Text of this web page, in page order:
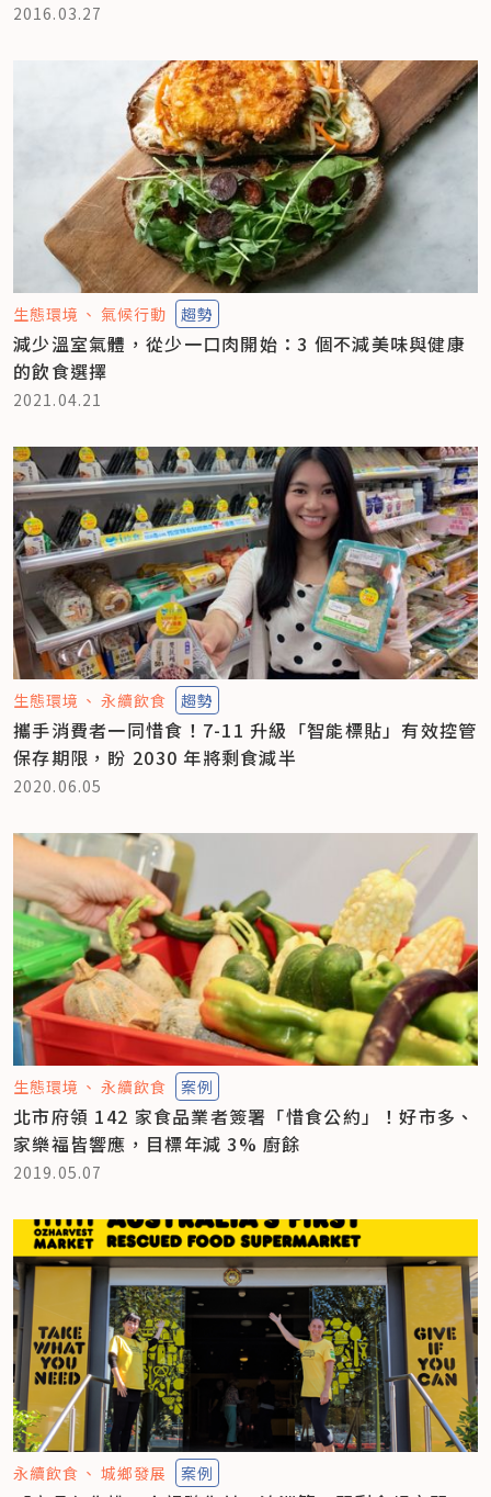
2016.03.27
生態環境 氣候行動 趨勢
減少溫室氣體，從少一口肉開始：3 個不減美味與健康
的飲食選擇
2021.04.21
生態環境 永續飲食 趨勢
攜手消費者一同惜食！7-11 升級「智能標貼」有效控管
保存期限，盼 2030 年將剩食減半
2020.06.05
生態環境 永續飲食 案例
北市府領 142 家食品業者簽署「惜食公約」！好市多、
家樂福皆響應，目標年減 3% 廚餘
2019.05.07
永續飲食 城鄉發展 案例